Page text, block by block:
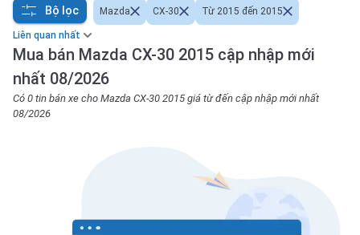
Liên quan nhất
Mua bán Mazda CX-30 2015 cập nhập mới
nhất 08/2026
Có 0 tin bán xe cho Mazda CX-30 2015 giá từ đến cập nhập mới nhất
08/2026
Bộ lọc Mazda CX-30 Từ 2015 đến 2015